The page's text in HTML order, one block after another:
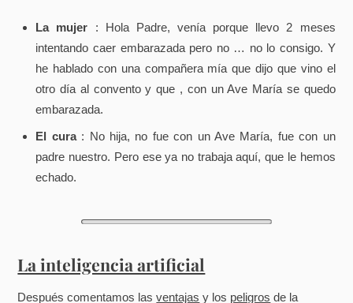
La mujer : Hola Padre, venía porque llevo 2 meses
intentando caer embarazada pero no … no lo consigo. Y
he hablado con una compañera mía que dijo que vino el
otro día al convento y que , con un Ave María se quedo
embarazada.
El cura: No hija, no fue con un Ave María, fue con un
padre nuestro. Pero ese ya no trabaja aquí, que le hemos
echado.
La inteligencia artificial
Después comentamos lasventajas y los peligros de la